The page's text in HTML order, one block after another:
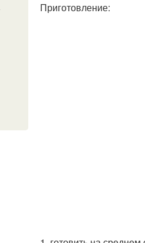
Приготовление: